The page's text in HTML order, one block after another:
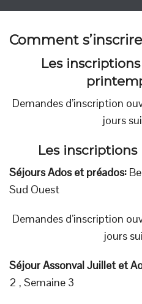
Comment
Les
Demandes d’inscription
jours
Les inscriptions
Séjours Ados et préados:
Sud Ouest
Demandes d’inscription
jours
Séjour Assonval Juillet et
2 , Semaine 3